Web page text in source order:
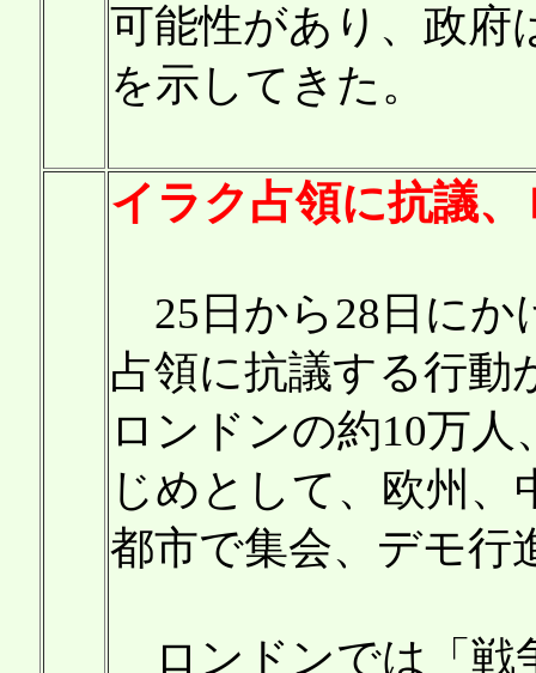
可能性があり、政府
を示してきた。
イラク占領に抗議
25日から28日にか
占領に抗議する行動
ロンドンの約10万
じめとして、欧州
都市で集会、デモ行
ロンドンでは「戦